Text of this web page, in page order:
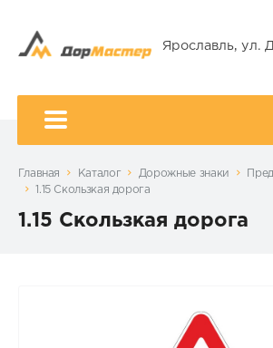
Ярославль, ул.
Главная Каталог Дорожные знаки
1.15 Скользкая дорога
1.15 Скользкая дорога